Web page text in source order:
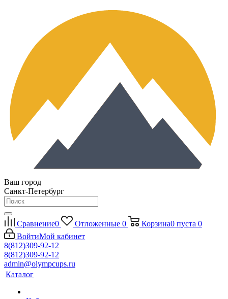
Ваш город
Санкт-Петербург
Сравнение0 Отложенные 0 Корзина0 пуста 0
ВойтиМой кабинет
8(812)309-92-12
8(812)309-92-12
admin@olympcups.ru
Каталог